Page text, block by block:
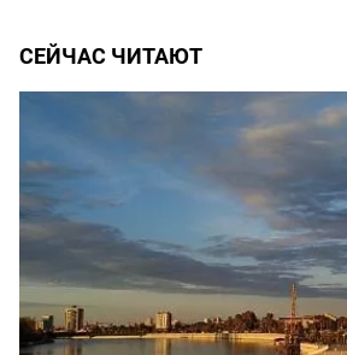
СЕЙЧАС ЧИТАЮТ